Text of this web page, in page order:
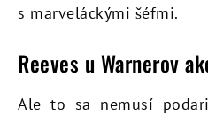
s marveláckými šéfmi.
Reeves u Warnerov
Ale to sa nemusí